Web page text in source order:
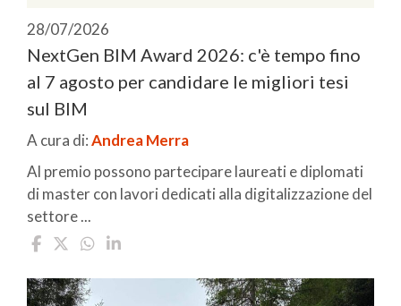
28/07/2026
NextGen BIM Award 2026: c'è tempo fino
al 7 agosto per candidare le migliori tesi
sul BIM
A cura di:Andrea Merra
Al premio possono partecipare laureati e diplomati
di master con lavori dedicati alla digitalizzazione del
settore ...